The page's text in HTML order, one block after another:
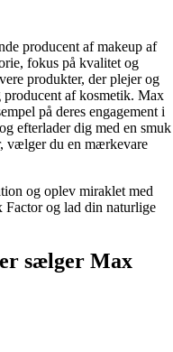
producent af makeup af
fokus på kvalitet og
produkter, der plejer og
producent af kosmetik. Max
på deres engagement i
efterlader dig med en smuk
vælger du en mærkevare
og oplev miraklet med
og lad din naturlige
sælger Max